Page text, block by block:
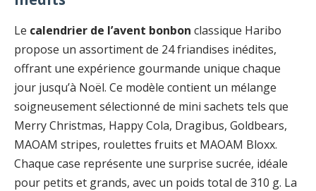
Le calendrier de l’avent bonbon classique Haribo
propose un assortiment de 24 friandises inédites,
offrant une expérience gourmande unique chaque
jour jusqu’à Noël. Ce modèle contient un mélange
soigneusement sélectionné de mini sachets tels que
Merry Christmas, Happy Cola, Dragibus, Goldbears,
MAOAM stripes, roulettes fruits et MAOAM Bloxx.
Chaque case représente une surprise sucrée, idéale
pour petits et grands, avec un poids total de 310 g. La